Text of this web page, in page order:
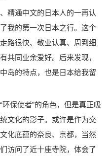
精通中文的日本人的一再认
我的第一次日本之行。这个
路很快、敬业认真、周到细
共同业余爱好。后来发现，
岛的特点，也是日本给我留
保使者”的角色，但是真正吸
文化的影子。或许是作为交
化底蕴的奈良、京都，当然
访问了近十座寺院，体会了